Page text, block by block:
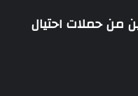
من حملات احتيال